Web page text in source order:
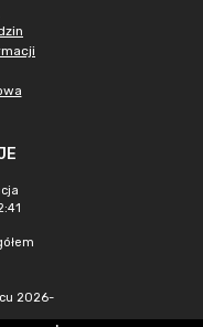
2026-